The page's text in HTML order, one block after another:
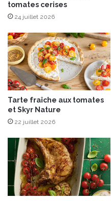
s
a
M
o
n
t
-
d
’
O
r
1
:
e
g
o
û
t
d
e
l
’
l
e
tomates cerises
24 juillet 2026
Tarte fraîche aux tomates
et Skyr Nature
22 juillet 2026